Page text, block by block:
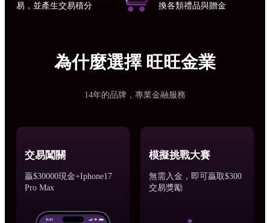
換各類禮品與贈金
易，並產生交易積分
為什麼選擇 旺旺金業
14年的品牌，專業金融服務
交易闖關
贏$30000現金+Iphone17
Pro Max
模擬挑戰大賽
無需入金，即可贏取$300
交易獎勵